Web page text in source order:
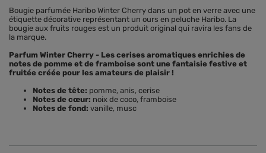
Bougie parfumée Haribo Winter Cherry dans un pot en verre avec une
étiquette décorative représentant un ours en peluche Haribo. La
bougie aux fruits rouges est un produit original qui ravira les fans de
la marque.
Parfum Winter Cherry - Les cerises aromatiques enrichies de
notes de pomme et de framboise sont une fantaisie festive et
fruitée créée pour les amateurs de plaisir !
Notes de tête: pomme, anis, cerise
Notes de cœur: noix de coco, framboise
Notes de fond: vanille, musc